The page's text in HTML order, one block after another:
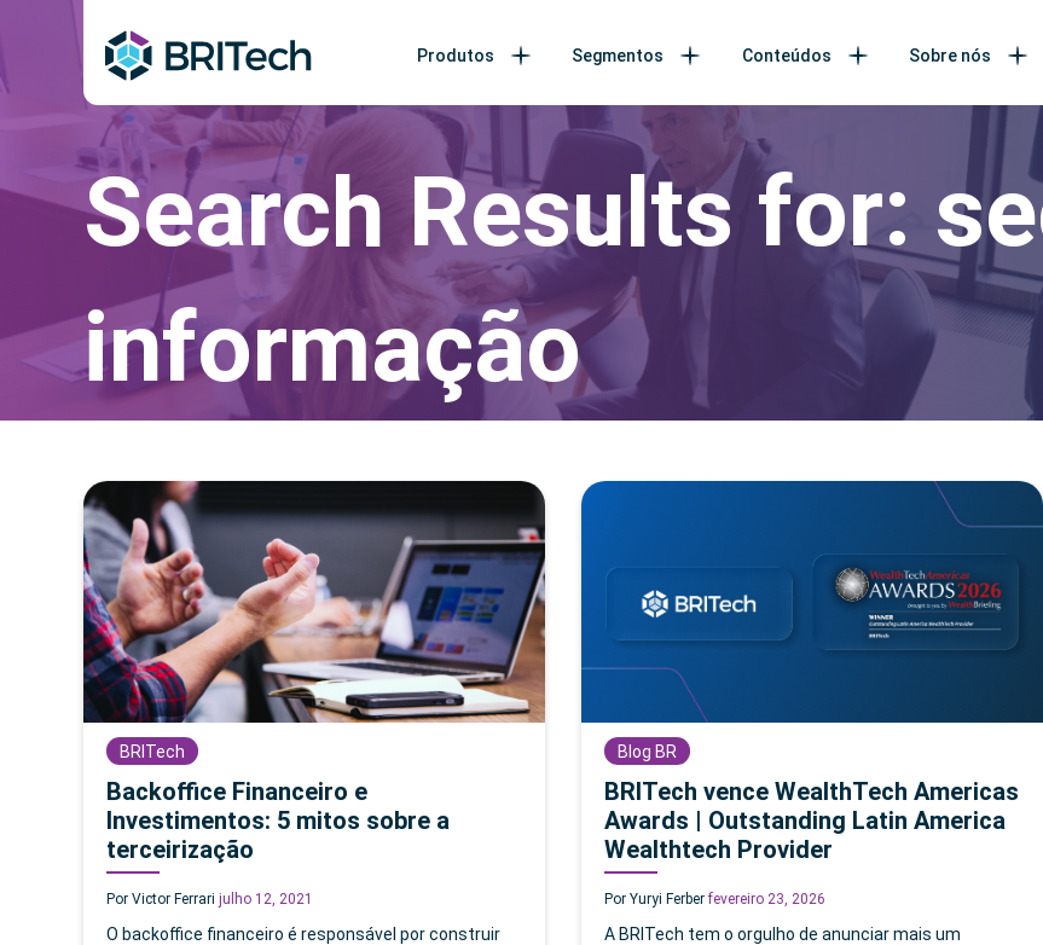
Produtos Segmentos Conteúdos Sobre nós
Search Results for:
informação
BRITech
Backoffice Financeiro e
Investimentos: 5 mitos sobre a
terceirização
Por Victor Ferrari julho 12, 2021
O backoffice financeiro é responsável por construir
Blog BR
BRITech vence WealthTech Americas
Awards | Outstanding Latin America
Wealthtech Provider
Por Yuryi Ferberfevereiro 23, 2026
A BRITech tem o orgulho de anunciar mais um